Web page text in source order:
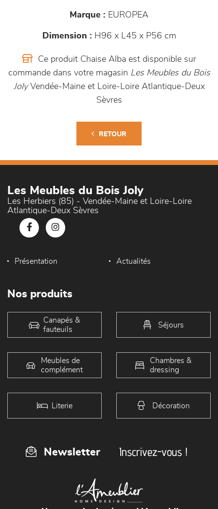
Marque : EUROPEA
Dimension : H96 x L45 x P56 cm
Ce produit Chaise Alba est disponible sur
commande dans votre magasin Les Meubles du Bois
JolyVendée-Maine et Loire-Loire Atlantique-Deux
Sèvres
RETOUR
Les Meubles du Bois Joly
Les Herbiers (85) - Vendée-Maine et Loire-Loire
Atlantique-Deux Sèvres
Présentation Actualités
Nos produits
Canapés &
fauteuils
Séjours
Meubles de
complément
Chambres &
dressing
Literie Décoration
Newsletter Inscrivez-vous !